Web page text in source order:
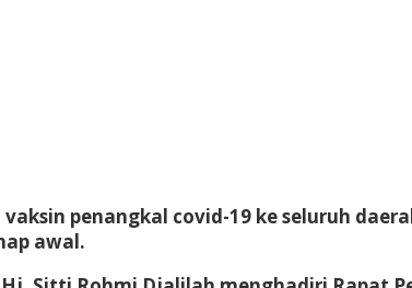
penangkal covid-19 ke seluruh
awal.